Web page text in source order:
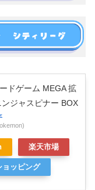
ドゲーム MEGA 拡
ジャスピナー BOX
楽天市場
ョッピング